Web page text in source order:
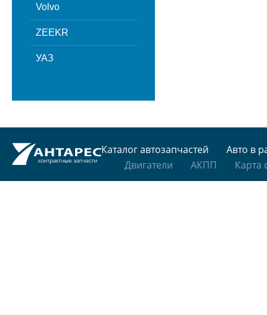
Volvo
ZEEKR
УАЗ
Каталог автозапчастей
Авто в
Двигатели
АКПП Карта